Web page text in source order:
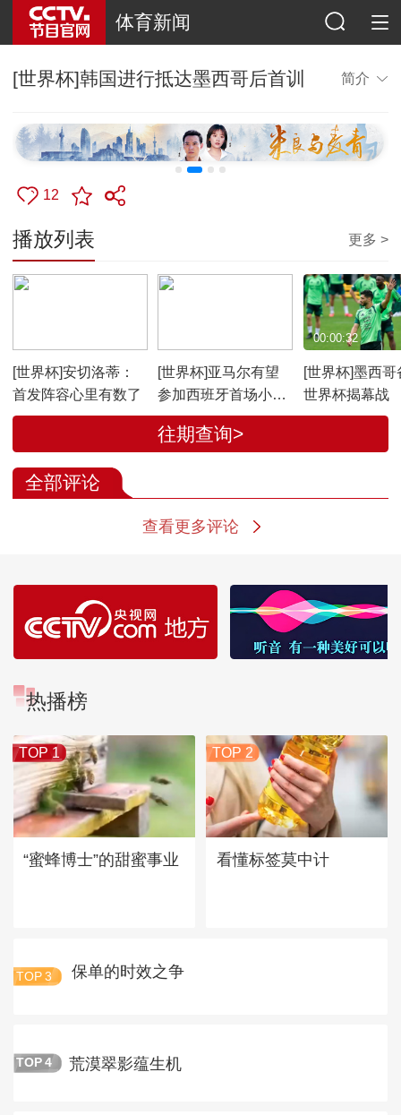
体育新闻
[世界杯]韩国进行抵达墨西哥后首训 简介
12
播放列表 更多 >
[世界杯]安切洛蒂：
首发阵容心里有数了
[世界杯]亚马尔有望
参加西班牙首场小组
赛
[世界杯]墨西哥
世界杯揭幕战
00:00:32
往期查询>
全部评论
查看更多评论
热播榜
TOP 1
“蜜蜂博士”的甜蜜事业
TOP 2
看懂标签莫中计
TOP 3 保单的时效之争
TOP 4 荒漠翠影蕴生机